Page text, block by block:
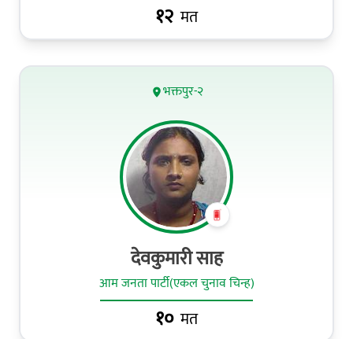
१२ मत
भक्तपुर-२
देवकुमारी साह
आम जनता पार्टी(एकल चुनाव चिन्ह)
१० मत